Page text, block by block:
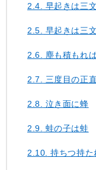
2.4. 早起きは三
2.5. 早起きは三
2.6. 塵も積もれ
2.7. 三度目の正
2.8. 泣き面に蜂
2.9. 蛙の子は蛙
2.10. 持ちつ持た